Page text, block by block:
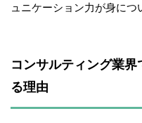
ュニケーション力が身につ
コンサルティング業
る理由